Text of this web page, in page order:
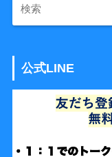
公式LINE